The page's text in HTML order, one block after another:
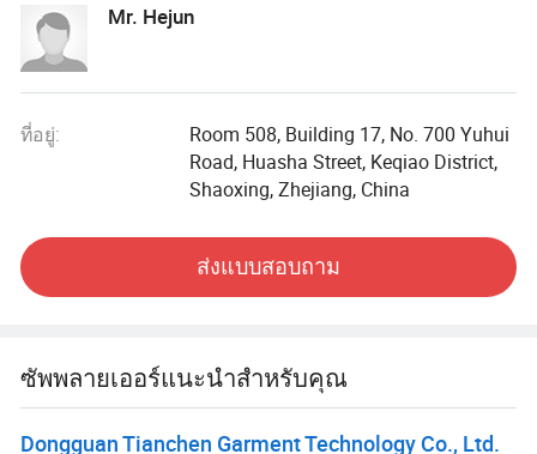
กำลังการผลิตเสื้อผ้า 000 ชิ้น 300 ชิ้นต่อเดือนจำนวนมากกว่า
3300 ชุด เราเชี่ยวชาญเป็นพิเศษในด้านของชุดนอนชุด
ชายหาดชุดสวมใส่ในเลาจ์นและผลิตภัณฑ์สิ่งทอที่ใช้ในบ้าน
สำหรับการสั่งซื้อจาก OEM / ODM จะได้รับการต้อนรับอย่าง
อบอุ่น ในฐานะที่เป็นซัพพลายเออร์ด้านเสื้อผ้ามืออาชีพเรามี
การควบคุมคุณภาพและการตรวจสอบและการดำเนินงาน
ของบริษัท เราสร้างระบบการจัดการคุณภาพสูงที่ทันสมัยซึ่ง
สอดคล้องกับมาตรฐานสากลอย่างเคร่งครัด ด้วย
ชื่อเสียงที่ดีในตลาดโลก
เราส่งออกไปยังประเทศต่างๆทั่วโลกมากกว่า 30 ประเทศรวม
Mr. Hejun
ที่อยู่:
Room 508, Building 17, No. 700 Yuhui
Road, Huasha Street, Keqiao District,
Shaoxing, Zhejiang, China
ส่งแบบสอบถาม
ซัพพลายเออร์แนะนำสำหรับคุณ
Dongguan Tianchen Garment Technology Co., Ltd.